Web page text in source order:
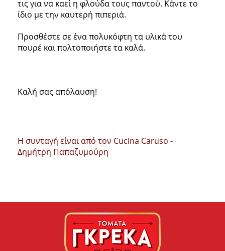
τις για να καεί η φλούδα τους παντού. Κάντε το
ίδιο με την καυτερή πιπεριά.
Προσθέστε σε ένα πολυκόφτη τα υλικά του
πουρέ και πολτοποιήστε τα καλά.
Καλή σας απόλαυση!
Η συνταγή είναι από τον Cucina Caruso -
Δημήτρη Παπαζυμούρη